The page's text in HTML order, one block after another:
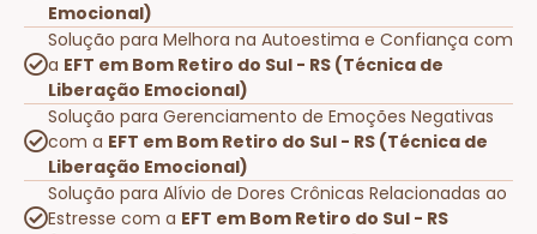
Emocional)
Solução para Melhora na Autoestima e Confiança com
a EFT em Bom Retiro do Sul - RS (Técnica de
Liberação Emocional)
Solução para Gerenciamento de Emoções Negativas
com a EFT em Bom Retiro do Sul - RS (Técnica de
Liberação Emocional)
Solução para Alívio de Dores Crônicas Relacionadas ao
Estresse com a EFT em Bom Retiro do Sul - RS